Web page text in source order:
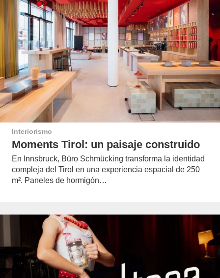
Interiorismo
Moments Tirol: un paisaje construido
En Innsbruck, Büro Schmücking transforma la identidad
compleja del Tirol en una experiencia espacial de 250
m². Paneles de hormigón…